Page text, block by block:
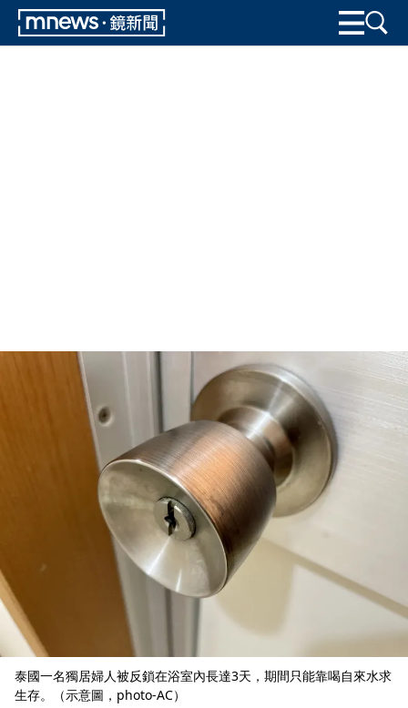
泰國一名獨居婦人被反鎖在浴室內長達3天，期間只能靠喝自來水求
生存。（示意圖，photo-AC）